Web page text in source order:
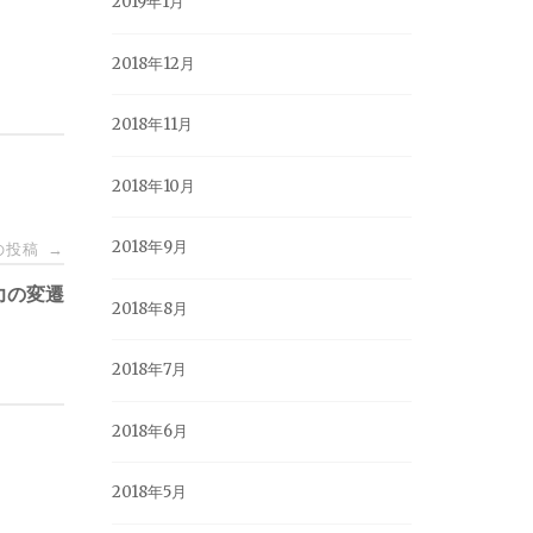
投稿 →
変遷
2018年12月
2018年11月
2018年10月
2018年9月
2018年8月
2018年7月
2018年6月
2018年5月